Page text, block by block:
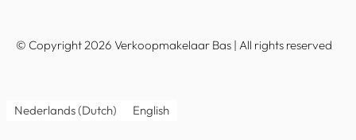
© Copyright 2026 Verkoopmakelaar Bas | All rights reserved
Nederlands(Dutch) English